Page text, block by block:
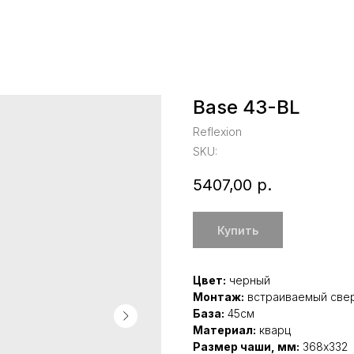
Base 43-BL
Reflexion
SKU:
5407,00 р.
Купить
Цвет: черный
Монтаж: встраиваемый
База: 45см
Материал: кварц
Размер чаши, мм: 368x332